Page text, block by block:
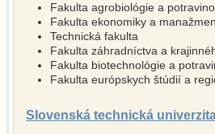
Fakulta agrobiológie a
Fakulta ekonomiky a
Technická fakulta
Fakulta záhradníctva a
Fakulta biotechnológie a
Fakulta európskych štúdií a
Slovenská technická